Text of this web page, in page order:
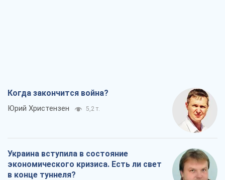
Когда закончится война?
Юрий Христензен 5,2 т.
Украина вступила в состояние
экономического кризиса. Есть ли свет
в конце туннеля?